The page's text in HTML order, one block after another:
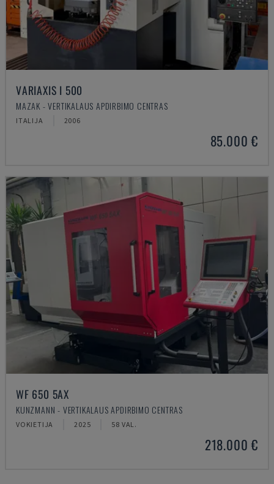
VARIAXIS I 500
MAZAK - VERTIKALAUS APDIRBIMO CENTRAS
ITALIJA 2006
85.000 €
WF 650 5AX
KUNZMANN - VERTIKALAUS APDIRBIMO CENTRAS
VOKIETIJA 2025 58 VAL.
218.000 €